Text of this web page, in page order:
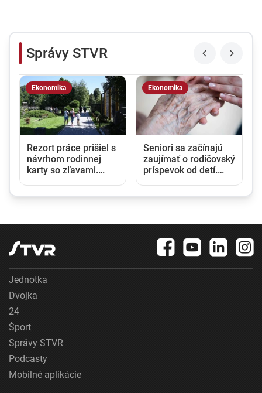
Správy STVR
Ekonomika
Rezort práce prišiel s
návrhom rodinnej
karty so zľavami.
Ekonomika
Seniori sa začínajú
zaujímať o rodičovský
príspevok od detí.
Jednotka
Dvojka
24
Šport
Správy STVR
Podcasty
Mobilné aplikácie